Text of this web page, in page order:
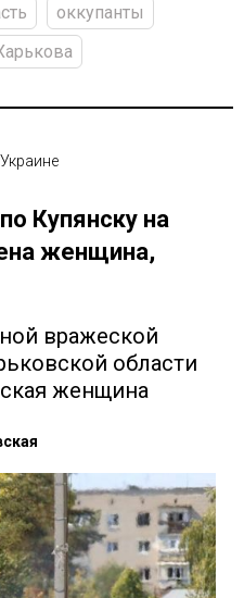
оккупанты
Купянску на
женщина,
вражеской
области
женщина